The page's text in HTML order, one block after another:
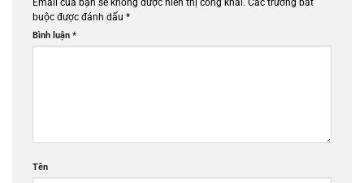
buộc được đánh dấu *
Bình luận *
Tên